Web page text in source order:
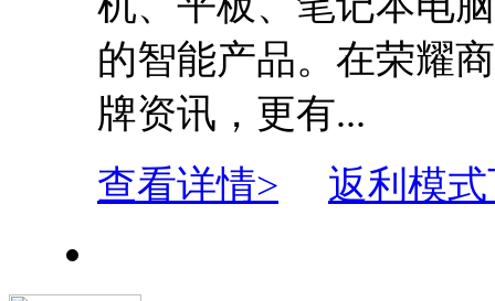
的智能产品。在荣耀
牌资讯，更有...
查看详情>
返利模